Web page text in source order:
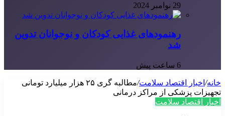
29 نوامبر 2024
رهنمودهای غذایی کودکان و نوجوانان تدوین
شد
6 ساعت پیش
خانه/ اخبار اقتصاد سلامت/
مطالبه گری ۲۵ هزار میلیارد تومانی
تجهیزات پزشکی از مراکز درمانی
اخبار اقتصاد سلامت